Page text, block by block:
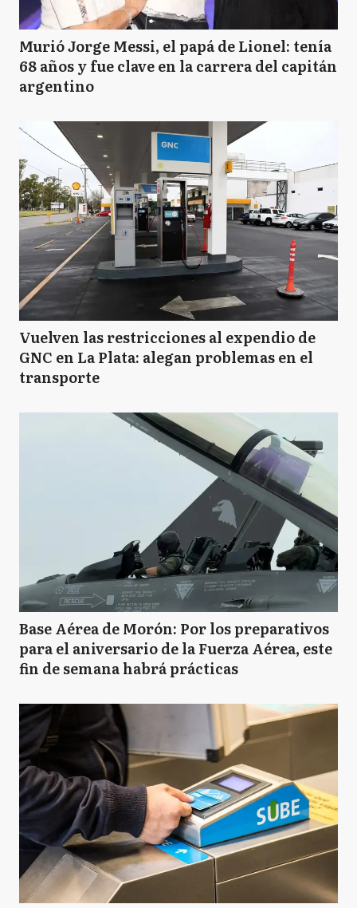
Murió Jorge Messi, el papá de Lionel: tenía
68 años y fue clave en la carrera del capitán
argentino
Vuelven las restricciones al expendio de
GNC en La Plata: alegan problemas en el
transporte
Base Aérea de Morón: Por los preparativos
para el aniversario de la Fuerza Aérea, este
fin de semana habrá prácticas